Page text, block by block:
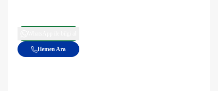
Hemen Ara